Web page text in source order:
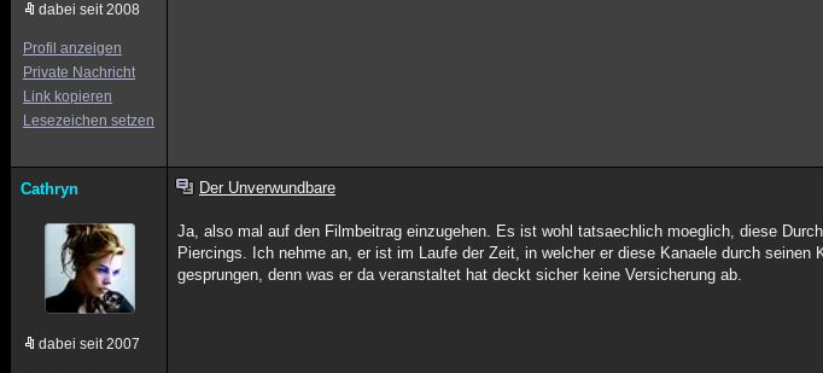
dabei seit 2008
Profil anzeigen
Private Nachricht
Link kopieren
Lesezeichen setzen
Cathryn
dabei seit 2007
Der Unverwundbare
Ja, also mal auf den Filmbeitrag einzugehen. Es ist wohl tatsaechlich moeglich, diese
Piercings. Ich nehme an, er ist im Laufe der Zeit, in welcher er diese Kanaele durch
gesprungen, denn was er da veranstaltet hat deckt sicher keine Versicherung ab.